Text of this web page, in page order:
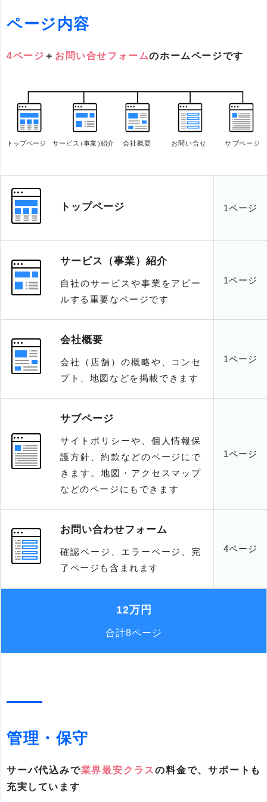
ページ内容
4ページ ＋ お問い合せフォームのホームページです
トップページ 1ページ
サービス（事業）紹介
自社のサービスや事業をアピー
ルする重要なページです
1ページ
会社概要
会社（店舗）の概略や、コンセ
プト、地図などを掲載できます
1ページ
サブページ
サイトポリシーや、個人情報保
護方針、約款などのページにで
きます。地図・アクセスマップ
などのページにもできます
1ページ
お問い合わせフォーム
確認ページ、エラーページ、完
了ページも含まれます
4ページ
12万円
合計8ページ
管理・保守
サーバ代込みで業界最安クラスの料金で、サポートも
充実しています